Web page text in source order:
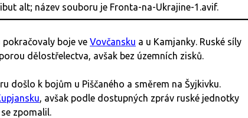
boje ve Vovčansku a u Kamjanky. Ruské síly
dělostřelectva, avšak bez územních zisků.
došlo k bojům u Piščaného a směrem na Šyjkivku.
, avšak podle dostupných zpráv ruské jednotky
zpomalil.